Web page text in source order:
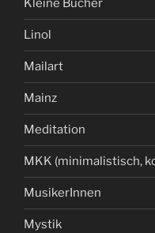
Kleine Bücher
Linol
Mailart
Mainz
Meditation
MKK (minimalistisch,
MusikerInnen
Mystik